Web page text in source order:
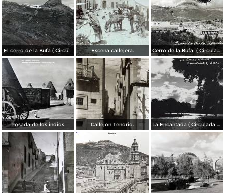
El cerro de la Bufa ( Circulada el 5 de Diciembre de 1910 ). Escena callejera. Cerro de la Bufa. ( Circulada el 27 de Octubre de 1950 ).
Posada de los indios. Callejon Tenorio. La Encantada ( Circulada el 26 de Mayo de 1948 ).